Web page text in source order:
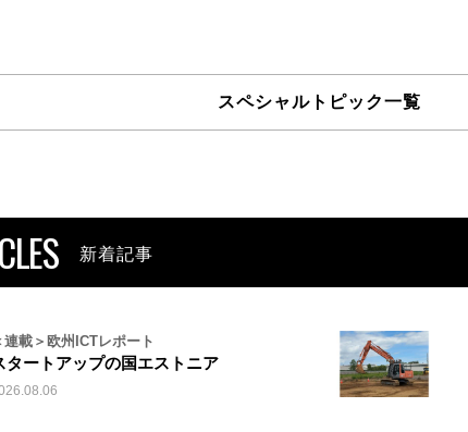
スペシャルトピック一覧
新着記事
連載＞欧州ICTレポート
タートアップの国エストニア